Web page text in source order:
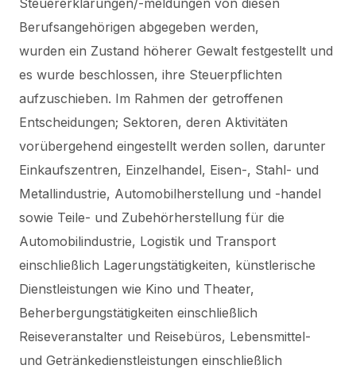
Steuererklärungen/-meldungen von diesen
Berufsangehörigen abgegeben werden,
wurden ein Zustand höherer Gewalt festgestellt und
es wurde beschlossen, ihre Steuerpflichten
aufzuschieben. Im Rahmen der getroffenen
Entscheidungen; Sektoren, deren Aktivitäten
vorübergehend eingestellt werden sollen, darunter
Einkaufszentren, Einzelhandel, Eisen-, Stahl- und
Metallindustrie, Automobilherstellung und -handel
sowie Teile- und Zubehörherstellung für die
Automobilindustrie, Logistik und Transport
einschließlich Lagerungstätigkeiten, künstlerische
Dienstleistungen wie Kino und Theater,
Beherbergungstätigkeiten einschließlich
Reiseveranstalter und Reisebüros, Lebensmittel-
und Getränkedienstleistungen einschließlich